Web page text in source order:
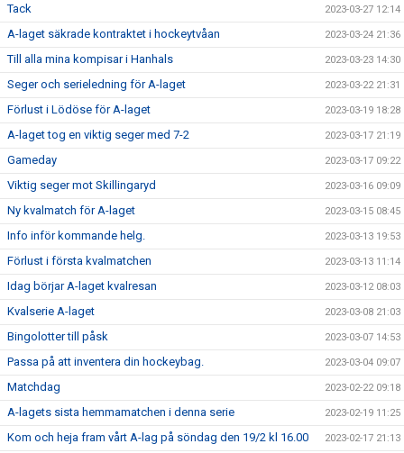
Tack 2023-03-27 12:14
A-laget säkrade kontraktet i hockeytvåan 2023-03-24 21:36
Till alla mina kompisar i Hanhals 2023-03-23 14:30
Seger och serieledning för A-laget 2023-03-22 21:31
Förlust i Lödöse för A-laget 2023-03-19 18:28
A-laget tog en viktig seger med 7-2 2023-03-17 21:19
Gameday 2023-03-17 09:22
Viktig seger mot Skillingaryd 2023-03-16 09:09
Ny kvalmatch för A-laget 2023-03-15 08:45
Info inför kommande helg. 2023-03-13 19:53
Förlust i första kvalmatchen 2023-03-13 11:14
Idag börjar A-laget kvalresan 2023-03-12 08:03
Kvalserie A-laget 2023-03-08 21:03
Bingolotter till påsk 2023-03-07 14:53
Passa på att inventera din hockeybag. 2023-03-04 09:07
Matchdag 2023-02-22 09:18
A-lagets sista hemmamatchen i denna serie 2023-02-19 11:25
Kom och heja fram vårt A-lag på söndag den 19/2 kl 16.00 2023-02-17 21:13